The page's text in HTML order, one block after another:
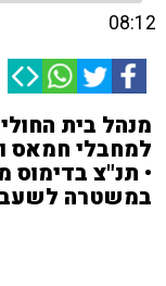
08:12
מנהל בית
למחבלי חמאס
• תנ"צ בדימוס
במשטרה